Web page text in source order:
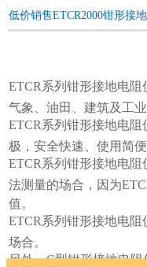
低价销售ETCR2000钳形接
ETCR系列钳形接地电阻
气象、油田、建筑及工
ETCR系列钳形接地电
极，安全快速、使用简便
ETCR系列钳形接地电
法测量的场合，因为
值。
ETCR系列钳形接地电
场合。
另外，C型钳形接地电